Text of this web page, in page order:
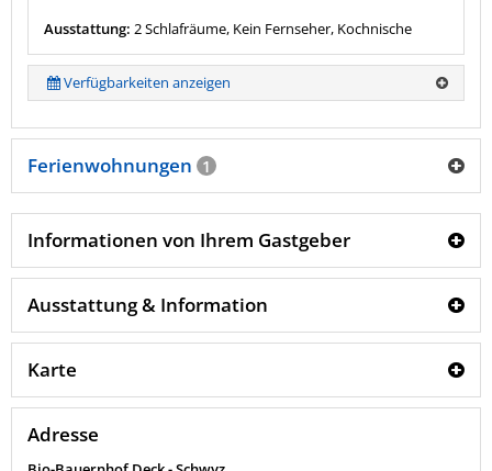
Ausstattung: 2 Schlafräume, Kein Fernseher, Kochnische
Verfügbarkeiten anzeigen
Ferienwohnungen 1
Informationen von Ihrem Gastgeber
Ausstattung & Information
Karte
Adresse